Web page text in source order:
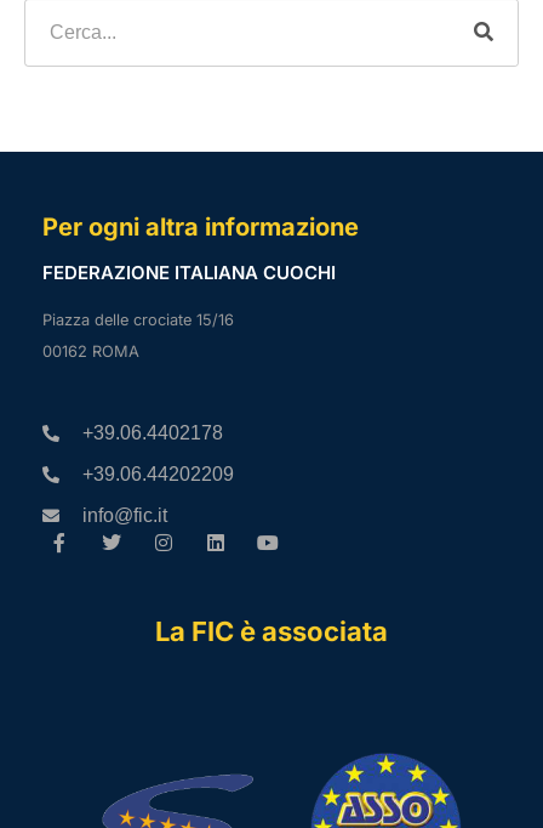
Per ogni altra informazione
FEDERAZIONE ITALIANA CUOCHI
Piazza delle crociate 15/16
00162 ROMA
+39.06.4402178
+39.06.44202209
info@fic.it
La FIC è associata